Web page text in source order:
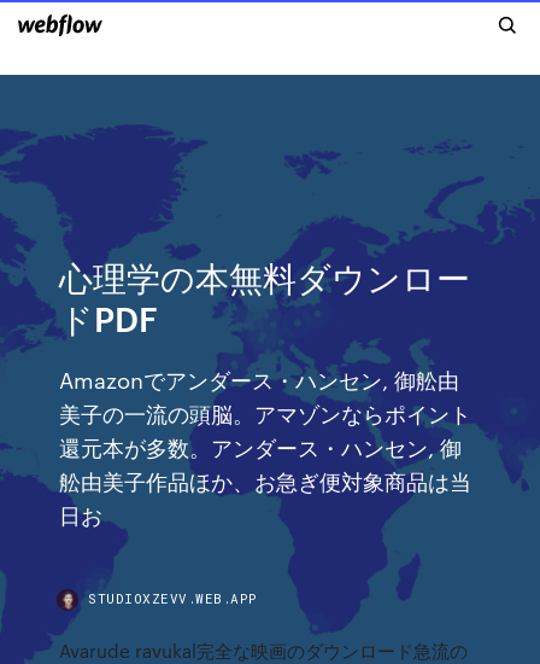
心理学の本無料ダウンロー
ドPDF
Amazonでアンダース・ハンセン, 御舩由
美子の一流の頭脳。アマゾンならポイント
還元本が多数。アンダース・ハンセン, 御
舩由美子作品ほか、お急ぎ便対象商品は当
日お
STUDIOXZEVV.WEB.APP
Avarude ravukal完全な映画のダウンロード急流の